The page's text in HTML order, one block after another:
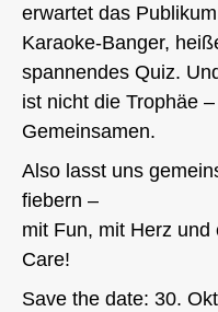
erwartet das
Karaoke-Banger,
spannendes Quiz.
ist nicht die Trophäe
Gemeinsamen.
Also lasst uns
fiebern –
mit Fun, mit Herz
Care!
Save the date: 30.